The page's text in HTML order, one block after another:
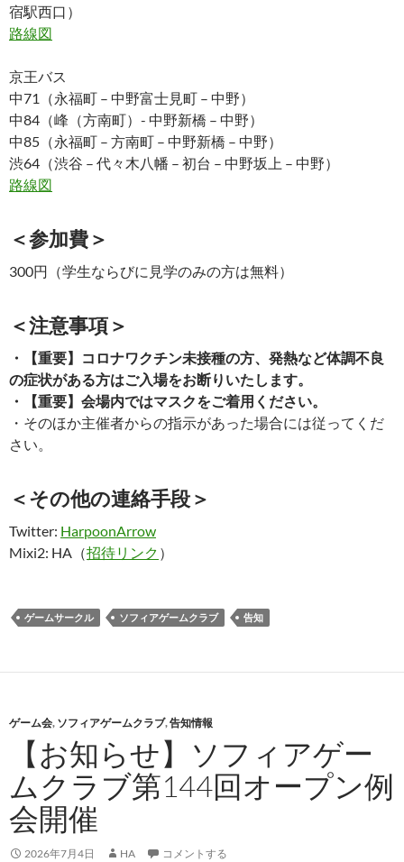
宿駅西口）
路線図
京王バス
中71（永福町 – 中野富士見町 – 中野）
中84（峰（方南町）- 中野新橋 – 中野）
中85（永福町 – 方南町 – 中野新橋 – 中野）
渋64（渋谷 – 代々木八幡 – 初台 – 中野坂上 – 中野）
路線図
＜参加費＞
300円（学生ならびに見学のみの方は無料）
＜注意事項＞
・【重要】コロナワクチン未接種の方、発熱など体調不良
の症状がある方はご入場をお断りいたします。
・【重要】会場内ではマスクをご着用ください。
・そのほか主催者からの指示があった場合には従ってくだ
さい。
＜その他の連絡手段＞
Twitter: HarpoonArrow
Mixi2: HA（招待リンク ）
ゲームサークル ソフィアゲームクラブ 告知
ゲーム会, ソフィアゲームクラブ,告知情報
【お知らせ】ソフィアゲー
ムクラブ第144回オープン例
会開催
2026年7月4日 HA コメントする